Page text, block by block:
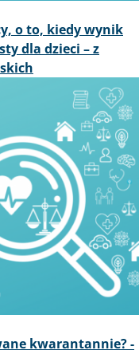
o to, kiedy wynik
dla dzieci – z
kwarantannie? -